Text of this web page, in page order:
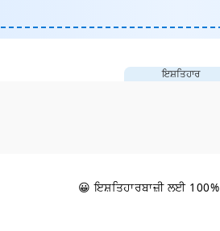
ਇਸ਼ਤਿਹਾਰ
😀 ਇਸ਼ਤਿਹਾਰਬਾਜ਼ੀ ਲਈ